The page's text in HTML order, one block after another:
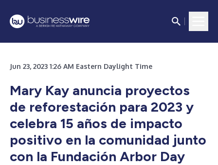
Jun 23, 2023 1:26 AM Eastern Daylight Time
Mary Kay anuncia proyectos
de reforestación para 2023 y
celebra 15 años de impacto
positivo en la comunidad junto
con la Fundación Arbor Day